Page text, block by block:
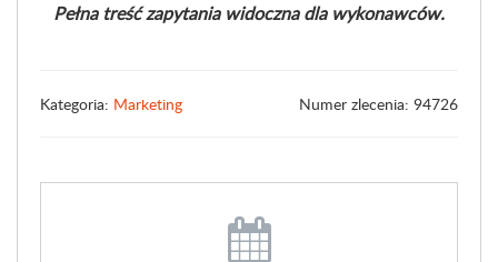
Pełna treść zapytania widoczna dla wykonawców.
Kategoria: Marketing Numer zlecenia: 94726